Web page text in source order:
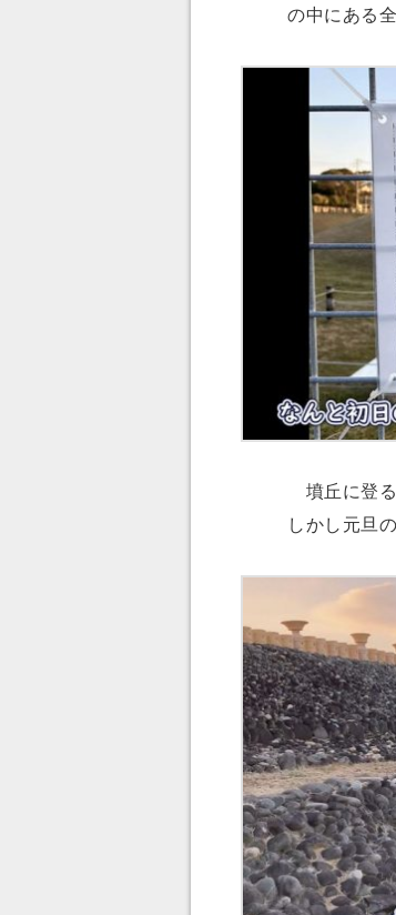
の中にある
墳丘に登る
しかし元旦